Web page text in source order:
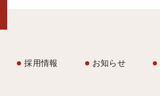
採用情報 お知らせ